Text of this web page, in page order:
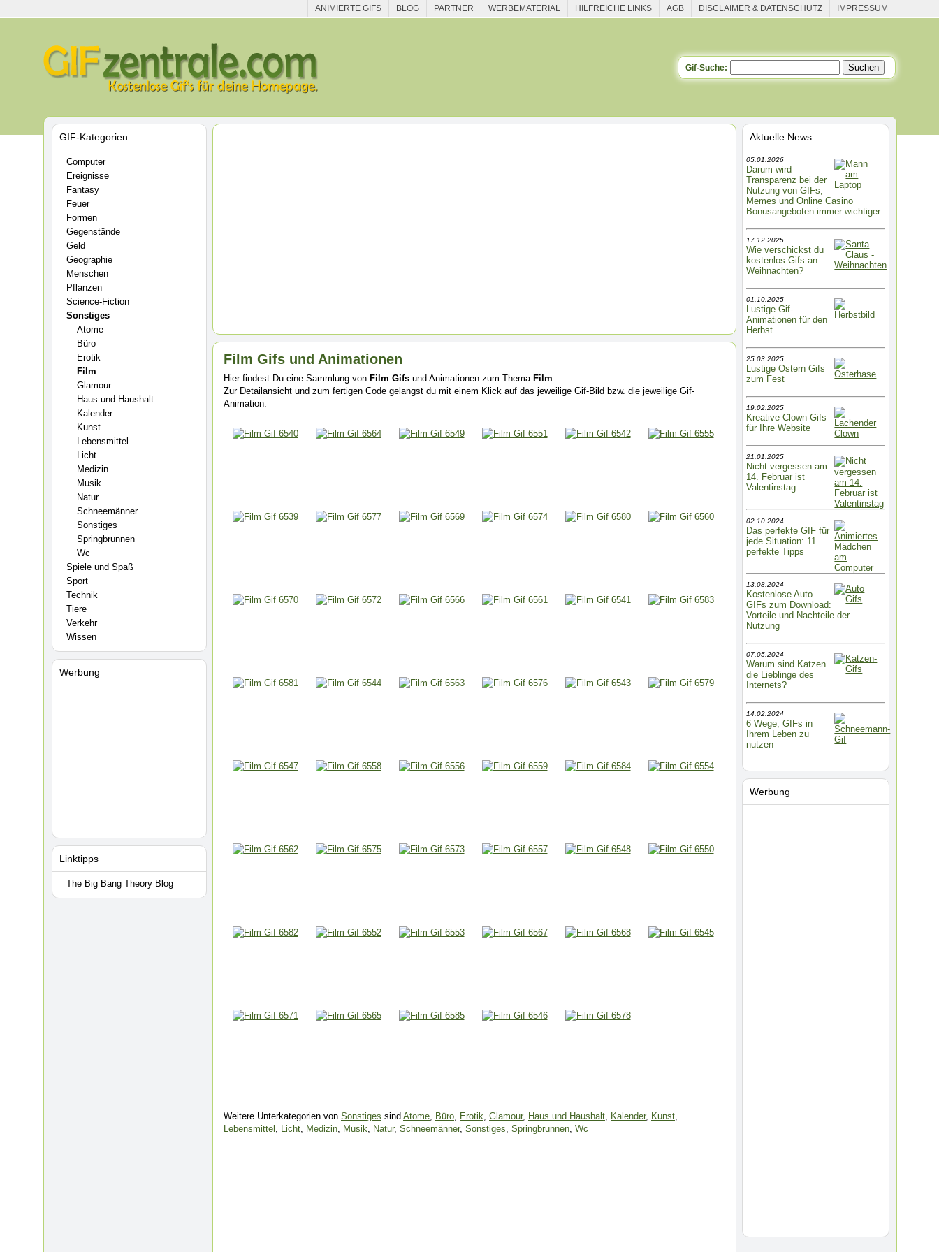
ANIMIERTE GIFS BLOG PARTNER WERBEMATERIAL HILFREICHE LINKS AGB DISCLAIMER & DATENSCHUTZ IMPRESSUM
Gif-Suche:
GIF-Kategorien
Computer
Ereignisse
Fantasy
Feuer
Formen
Gegenstände
Geld
Geographie
Menschen
Pflanzen
Science-Fiction
Sonstiges
Atome
Büro
Erotik
Film
Glamour
Haus und Haushalt
Kalender
Kunst
Lebensmittel
Licht
Medizin
Musik
Natur
Schneemänner
Sonstiges
Springbrunnen
Wc
Spiele und Spaß
Sport
Technik
Tiere
Verkehr
Wissen
Werbung
Linktipps
The Big Bang Theory Blog
Film Gifs und Animationen
Hier findest Du eine Sammlung von Film Gifs und Animationen zum Thema Film.
Zur Detailansicht und zum fertigen Code gelangst du mit einem Klick auf das jeweilige Gif-Bild bzw. die jeweilige Gif-
Animation.
Weitere Unterkategorien von Sonstiges sind Atome, Büro, Erotik, Glamour, Haus und Haushalt, Kalender, Kunst,
Lebensmittel , Licht, Medizin, Musik, Natur, Schneemänner, Sonstiges, Springbrunnen, Wc
Aktuelle News
05.01.2026
Darum wird
Transparenz bei der
Nutzung von GIFs,
Memes und Online Casino
Bonusangeboten immer wichtiger
17.12.2025
Wie verschickst du
kostenlos Gifs an
Weihnachten?
01.10.2025
Lustige Gif-
Animationen für den
Herbst
25.03.2025
Lustige Ostern Gifs
zum Fest
19.02.2025
Kreative Clown-Gifs
für Ihre Website
21.01.2025
Nicht vergessen am
14. Februar ist
Valentinstag
02.10.2024
Das perfekte GIF für
jede Situation: 11
perfekte Tipps
13.08.2024
Kostenlose Auto
GIFs zum Download:
Vorteile und Nachteile der
Nutzung
07.05.2024
Warum sind Katzen
die Lieblinge des
Internets?
14.02.2024
6 Wege, GIFs in
Ihrem Leben zu
nutzen
Werbung